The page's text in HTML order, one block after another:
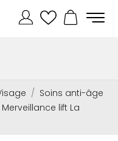
Soins anti-âge
Merveillance lift La